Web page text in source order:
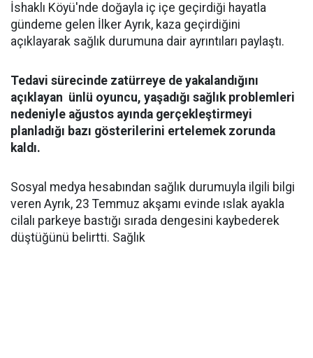
İshaklı Köyü'nde doğayla iç içe geçirdiği hayatla
gündeme gelen İlker Ayrık, kaza geçirdiğini
açıklayarak sağlık durumuna dair ayrıntıları paylaştı.
Tedavi sürecinde zatürreye de yakalandığını
açıklayan ünlü oyuncu, yaşadığı sağlık problemleri
nedeniyle ağustos ayında gerçekleştirmeyi
planladığı bazı gösterilerini ertelemek zorunda
kaldı.
Sosyal medya hesabından sağlık durumuyla ilgili bilgi
veren Ayrık, 23 Temmuz akşamı evinde ıslak ayakla
cilalı parkeye bastığı sırada dengesini kaybederek
düştüğünü belirtti. Sağlık